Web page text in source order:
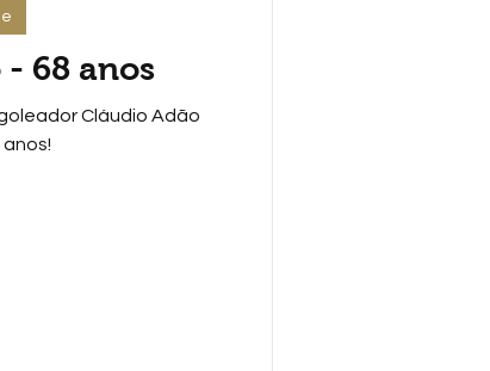
68 anos
Cláudio Adão